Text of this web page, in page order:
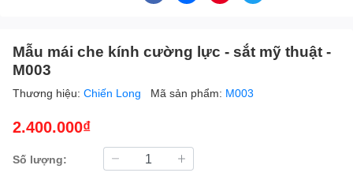
Mẫu mái che kính cường lực - sắt mỹ thuật -
M003
Thương hiệu: Chiến Long Mã sản phẩm: M003
2.400.000₫
Số lượng: